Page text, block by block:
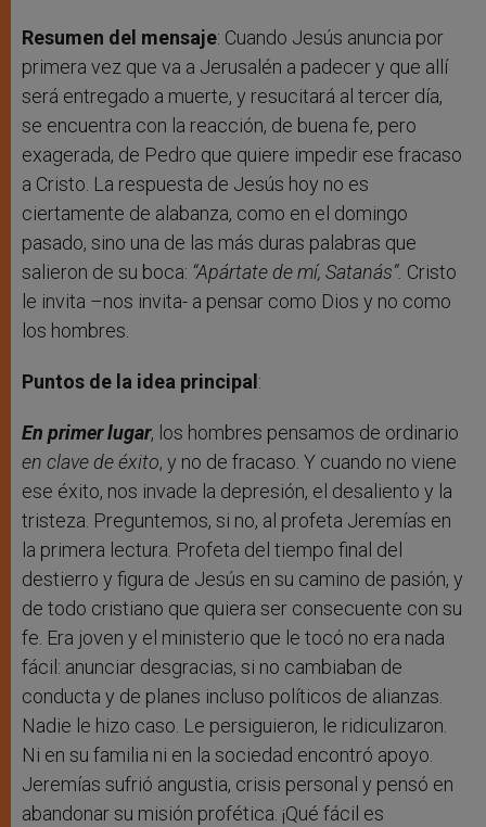
Resumen del mensaje: Cuando Jesús anuncia por
primera vez que va a Jerusalén a padecer y que allí
será entregado a muerte, y resucitará al tercer día,
se encuentra con la reacción, de buena fe, pero
exagerada, de Pedro que quiere impedir ese fracaso
a Cristo. La respuesta de Jesús hoy no es
ciertamente de alabanza, como en el domingo
pasado, sino una de las más duras palabras que
salieron de su boca: “Apártate de mí, Satanás”. Cristo
le invita –nos invita- a pensar como Dios y no como
los hombres.
Puntos de la idea principal :
En primer lugar, los hombres pensamos de ordinario
en clave de éxito, y no de fracaso. Y cuando no viene
ese éxito, nos invade la depresión, el desaliento y la
tristeza. Preguntemos, si no, al profeta Jeremías en
la primera lectura. Profeta del tiempo final del
destierro y figura de Jesús en su camino de pasión, y
de todo cristiano que quiera ser consecuente con su
fe. Era joven y el ministerio que le tocó no era nada
fácil: anunciar desgracias, si no cambiaban de
conducta y de planes incluso políticos de alianzas.
Nadie le hizo caso. Le persiguieron, le ridiculizaron.
Ni en su familia ni en la sociedad encontró apoyo.
Jeremías sufrió angustia, crisis personal y pensó en
abandonar su misión profética. ¡Qué fácil es